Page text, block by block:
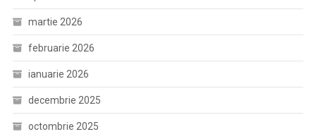
martie 2026
februarie 2026
ianuarie 2026
decembrie 2025
octombrie 2025